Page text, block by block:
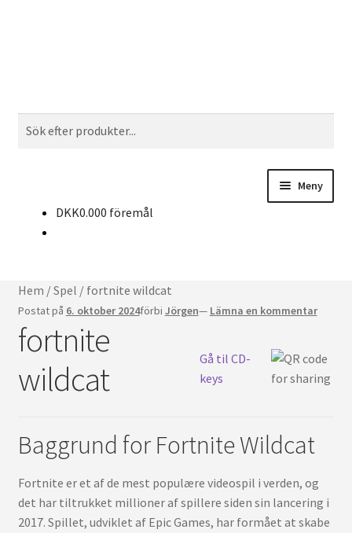
Meny
Kontakt
Svenska
DKK0.000 föremål
Hem /Spel / fortnite wildcat
Postat på 6. oktober 2024förbi Jörgen— Lämna en kommentar
fortnite
wildcat
Gå til CD-
keys
Baggrund for Fortnite Wildcat
Fortnite er et af de mest populære videospil i verden, og
det har tiltrukket millioner af spillere siden sin lancering i
2017. Spillet, udviklet af Epic Games, har formået at skabe